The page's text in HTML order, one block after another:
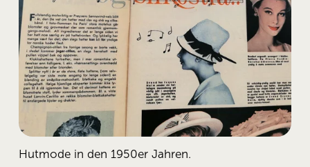
Hutmode in den 1950er Jahren.